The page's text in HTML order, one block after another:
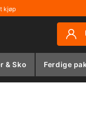
kjøp
& Sko Ferdige